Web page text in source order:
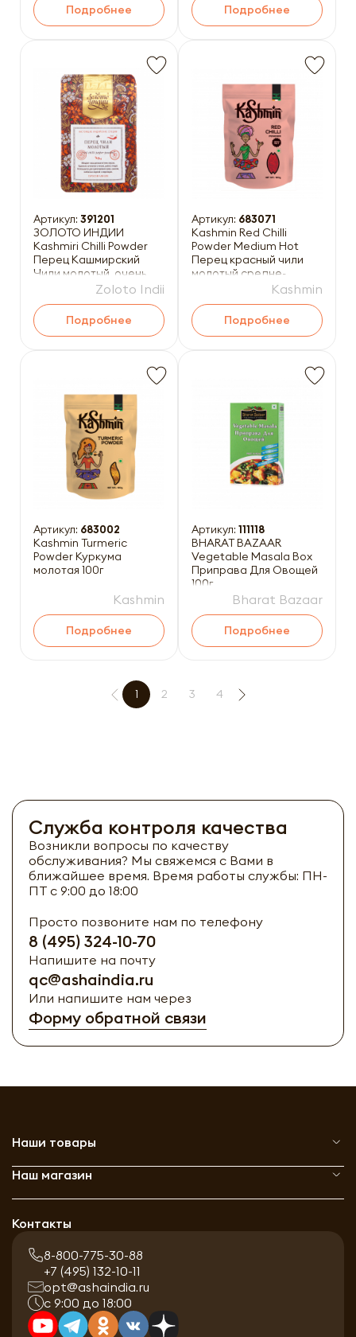
Подробнее Подробнее
Артикул: 391201
ЗОЛОТО ИНДИИ
Kashmiri Chilli Powder
Перец Кашмирский
Чили молотый, очень
Zoloto Indii
Подробнее
Артикул: 683071
Kashmin Red Chilli
Powder Medium Hot
Перец красный чили
молотый средне-
Kashmin
Подробнее
Артикул: 683002
Kashmin Turmeric
Powder Куркума
молотая 100г
Kashmin
Подробнее
Артикул: 111118
BHARAT BAZAAR
Vegetable Masala Box
Приправа Для Овощей
100г
Bharat Bazaar
Подробнее
1 2 3 4
Служба контроля качества
Возникли вопросы по качеству
обслуживания? Мы свяжемся с Вами в
ближайшее время. Время работы службы: ПН-
ПТ с 9:00 до 18:00
Просто позвоните нам по телефону
8 (495) 324-10-70
Напишите на почту
qc@ashaindia.ru
Или напишите нам через
Форму обратной связи
Наши товары
Наш магазин
Контакты
8-800-775-30-88
+7 (495) 132-10-11
opt@ashaindia.ru
с 9:00 до 18:00